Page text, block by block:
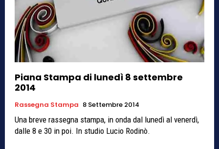
Piana Stampa di lunedì 8 settembre
2014
Rassegna Stampa 8 Settembre 2014
Una breve rassegna stampa, in onda dal lunedì al venerdì,
dalle 8 e 30 in poi. In studio Lucio Rodinò.